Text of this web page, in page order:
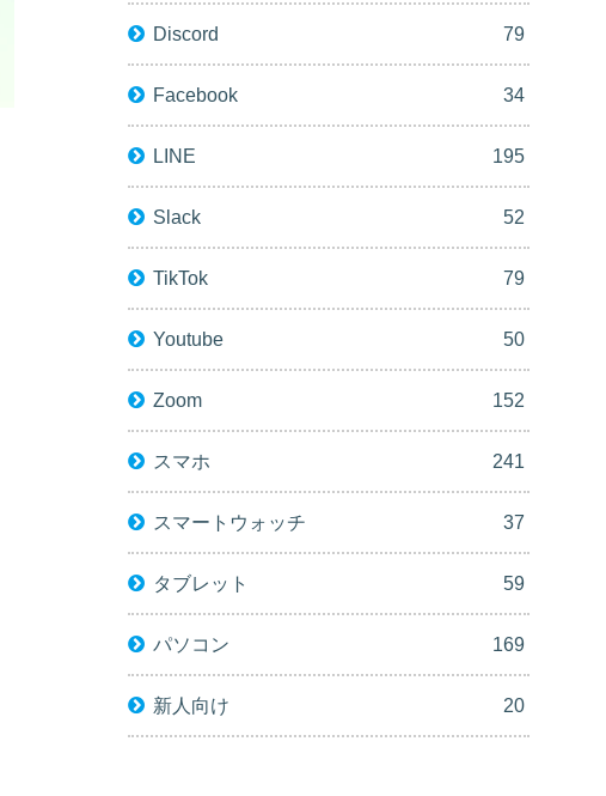
Discord 79
Facebook 34
LINE 195
Slack 52
TikTok 79
Youtube 50
Zoom 152
スマホ 241
スマートウォッチ 37
タブレット 59
パソコン 169
新人向け 20